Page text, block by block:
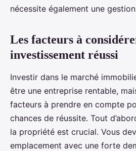
nécessite également une
Les facteurs à
investissement réussi
Investir dans le marché
être une entreprise rentable,
facteurs à prendre en compte
chances de réussite. Tout
la propriété est crucial. Vous
emplacement avec une forte